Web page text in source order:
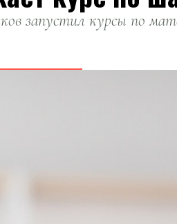
запустил курсы по